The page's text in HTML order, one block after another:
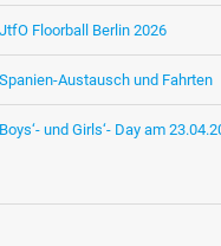
JtfO Floorball Berlin 2026
Spanien-Austausch und Fahrten
Boys‘- und Girls‘- Day am